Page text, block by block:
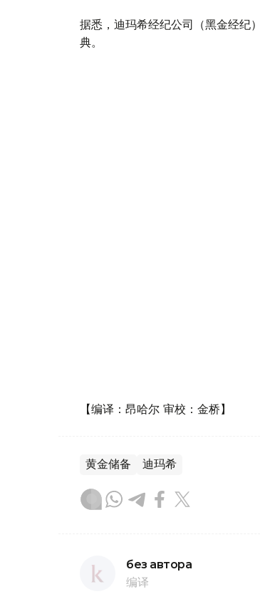
据悉，迪玛希经纪公司（黑金经纪
典。
【编译：昂哈尔 审校：金桥】
黄金储备 迪玛希
без автора
编译